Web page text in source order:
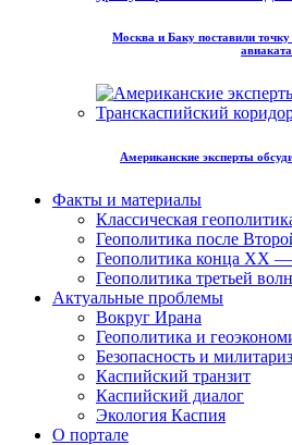
Москва и Баку поставили точку
Американские эксперты
Факты и материалы
Классическая
Геополитика после
Геополитика конца XX
Геополитика третьей
Актуальные проблемы
Вокруг Ирана
Геополитика и
Безопасность и
Каспийский транзит
Каспийский диалог
Экология Каспия
О портале